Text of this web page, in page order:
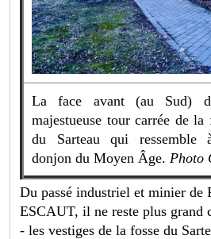
La face avant (au Sud)
majestueuse tour carrée de la
du Sarteau qui ressemble
donjon du Moyen Âge. Photo
Du passé industriel et minier de
ESCAUT, il ne reste plus grand
- les vestiges de la fosse du